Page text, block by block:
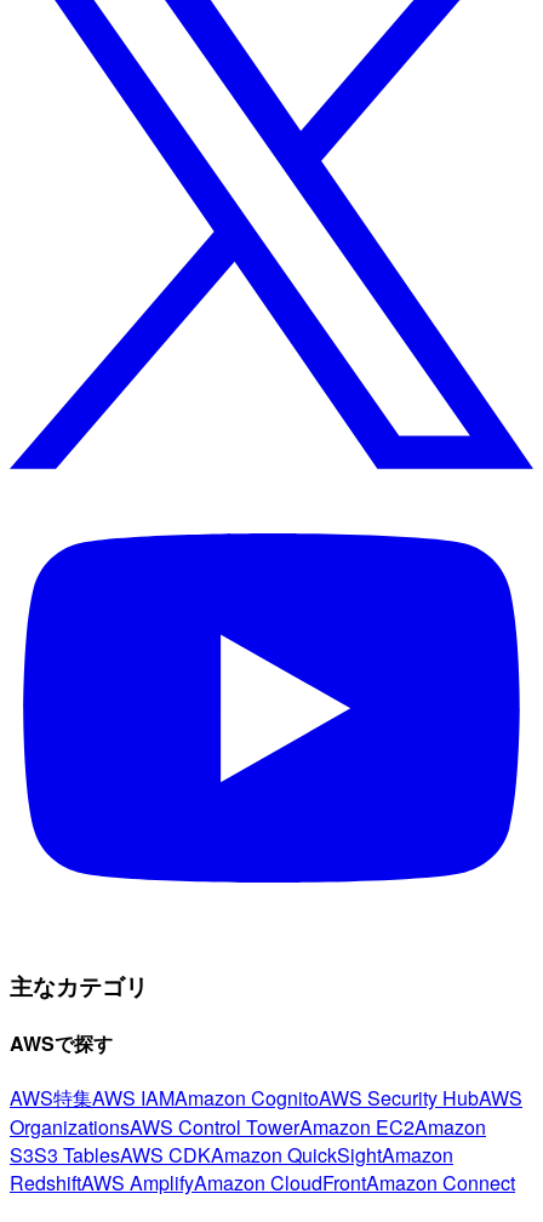
主なカテゴリ
AWSで探す
AWS特集AWS IAMAmazon CognitoAWS Security HubAWS
OrganizationsAWS Control TowerAmazon EC2Amazon
S3S3 TablesAWS CDKAmazon QuickSightAmazon
RedshiftAWS AmplifyAmazon CloudFrontAmazon Connect